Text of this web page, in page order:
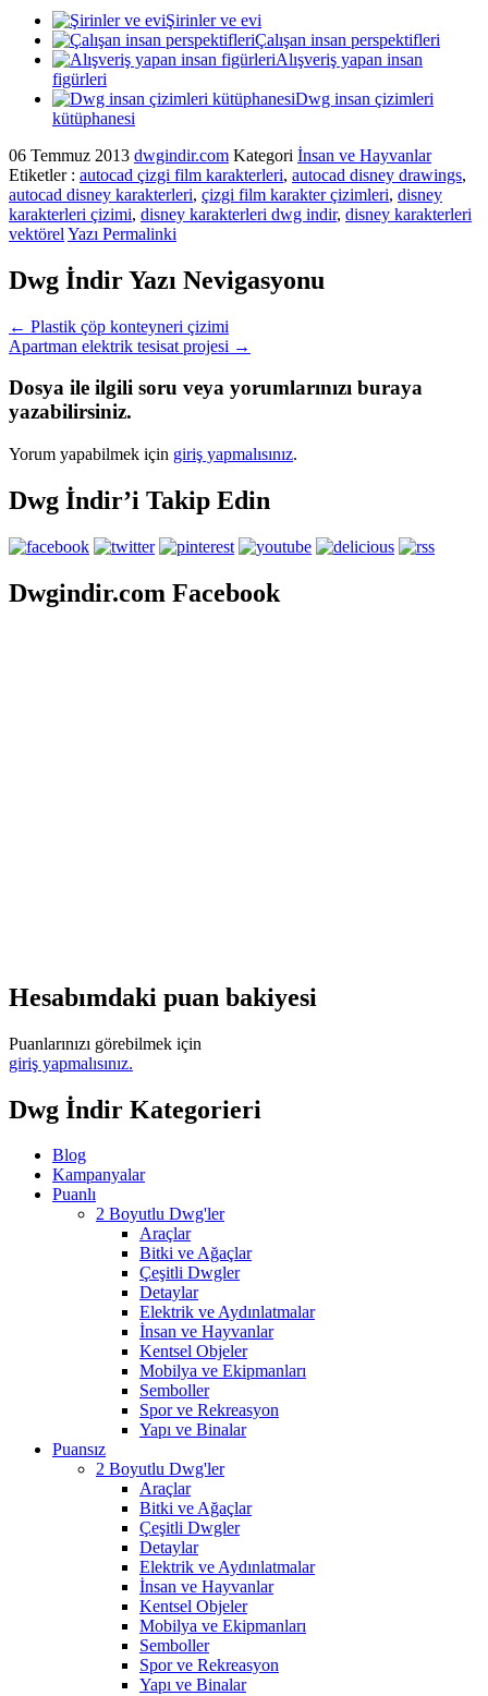
Şirinler ve evi
Çalışan insan perspektifleri
Alışveriş yapan insan
figürleri
Dwg insan çizimleri
kütüphanesi
06 Temmuz 2013 dwgindir.com Kategori İnsan ve Hayvanlar
Etiketler : autocad çizgi film karakterleri, autocad disney drawings,
autocad disney karakterleri, çizgi film karakter çizimleri, disney
karakterleri çizimi, disney karakterleri dwg indir, disney karakterleri
vektörel Yazı Permalinki
Dwg İndir Yazı Nevigasyonu
← Plastik çöp konteyneri çizimi
Apartman elektrik tesisat projesi →
Dosya ile ilgili soru veya yorumlarınızı buraya
yazabilirsiniz.
Yorum yapabilmek için giriş yapmalısınız.
Dwg İndir’i Takip Edin
Dwgindir.com Facebook
Hesabımdaki puan bakiyesi
Puanlarınızı görebilmek için
giriş yapmalısınız.
Dwg İndir Kategorieri
Blog
Kampanyalar
Puanlı
2 Boyutlu Dwg'ler
Araçlar
Bitki ve Ağaçlar
Çeşitli Dwgler
Detaylar
Elektrik ve Aydınlatmalar
İnsan ve Hayvanlar
Kentsel Objeler
Mobilya ve Ekipmanları
Semboller
Spor ve Rekreasyon
Yapı ve Binalar
Puansız
2 Boyutlu Dwg'ler
Araçlar
Bitki ve Ağaçlar
Çeşitli Dwgler
Detaylar
Elektrik ve Aydınlatmalar
İnsan ve Hayvanlar
Kentsel Objeler
Mobilya ve Ekipmanları
Semboller
Spor ve Rekreasyon
Yapı ve Binalar